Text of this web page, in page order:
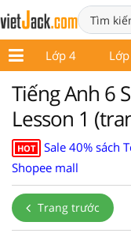
3 Lớp 4
Tiếng Anh 6
Lesson 1
HOT
Sale 40% sách
Shopee mall
Trang trước